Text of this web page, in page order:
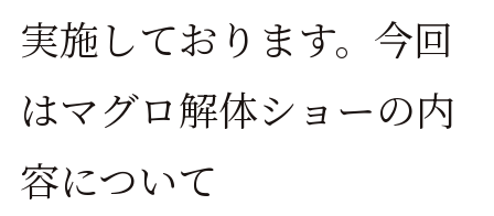
実施しております。今回
はマグロ解体ショーの内
容について